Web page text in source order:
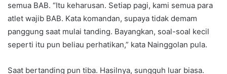
semua BAB. “Itu keharusan. Setiap pagi, kami semua para
atlet wajib BAB. Kata komandan, supaya tidak demam
panggung saat mulai tanding. Bayangkan, soal-soal kecil
seperti itu pun beliau perhatikan,” kata Nainggolan pula.
Saat bertanding pun tiba. Hasilnya, sungguh luar biasa.